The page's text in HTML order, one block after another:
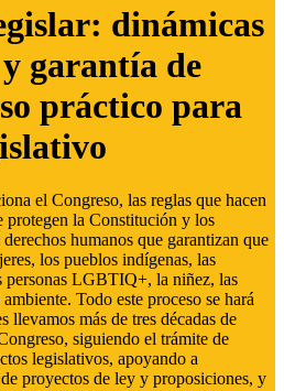
dinámicas
garantía de
práctico para
el Congreso, las reglas que hacen
protegen la Constitución y los
humanos que garantizan que
los pueblos indígenas, las
personas LGBTIQ+, la niñez, las
Todo este proceso se hará
llevamos más de tres décadas de
siguiendo el trámite de
legislativos, apoyando a
proyectos de ley y proposiciones, y